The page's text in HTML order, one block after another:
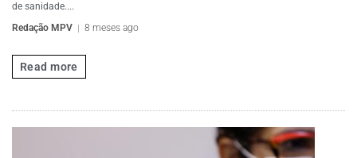
de sanidade....
Redação MPV
8 meses ago
Read more